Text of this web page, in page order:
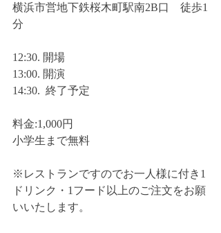
横浜市営地下鉄桜木町駅南2B口　徒歩1
分
12:30. 開場
13:00. 開演
14:30.  終了予定
料金:1,000円
小学生まで無料
※レストランですのでお一人様に付き1
ドリンク・1フード以上のご注文をお願
いいたします。